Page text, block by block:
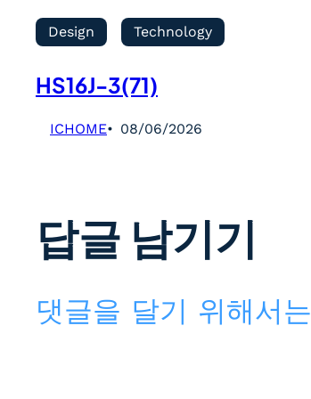
Design Technology
HS16J-3(71)
ICHOME 08/06/2026
답글 남기기
댓글을 달기 위해서는